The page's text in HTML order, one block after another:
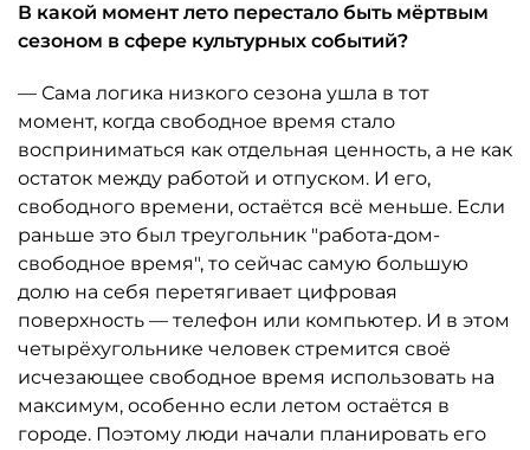
В какой момент лето перестало быть мёртвым
сезоном в сфере культурных событий?
— Сама логика низкого сезона ушла в тот
момент, когда свободное время стало
восприниматься как отдельная ценность, а не как
остаток между работой и отпуском. И его,
свободного времени, остаётся всё меньше. Если
раньше это был треугольник "работа-дом-
свободное время", то сейчас самую большую
долю на себя перетягивает цифровая
поверхность — телефон или компьютер. И в этом
четырёхугольнике человек стремится своё
исчезающее свободное время использовать на
максимум, особенно если летом остаётся в
городе. Поэтому люди начали планировать его